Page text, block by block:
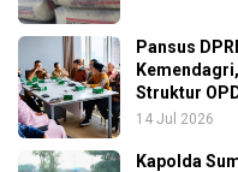
Pansus
Struktur
14 Jul 2026
Kapolda